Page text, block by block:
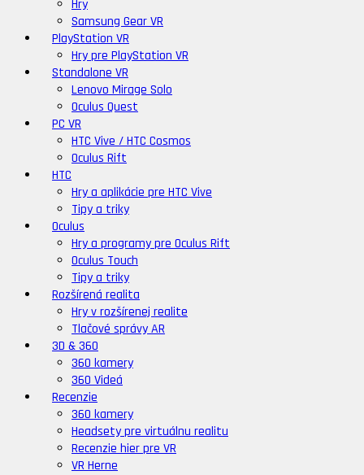
Hry
Samsung Gear VR
PlayStation VR
Hry pre PlayStation VR
Standalone VR
Lenovo Mirage Solo
Oculus Quest
PC VR
HTC Vive / HTC Cosmos
Oculus Rift
HTC
Hry a aplikácie pre HTC Vive
Tipy a triky
Oculus
Hry a programy pre Oculus Rift
Oculus Touch
Tipy a triky
Rozšírená realita
Hry v rozšírenej realite
Tlačové správy AR
3D & 360
360 kamery
360 Videá
Recenzie
360 kamery
Headsety pre virtuálnu realitu
Recenzie hier pre VR
VR Herne